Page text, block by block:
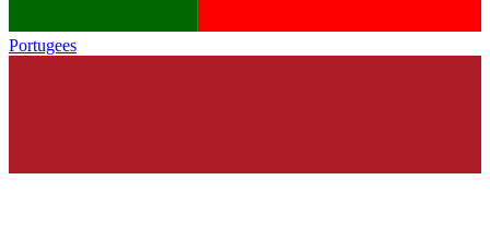
Portugees